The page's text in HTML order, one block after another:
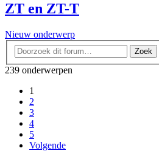
ZT en ZT-T
Nieuw onderwerp
Zoek
239 onderwerpen
1
2
3
4
5
Volgende